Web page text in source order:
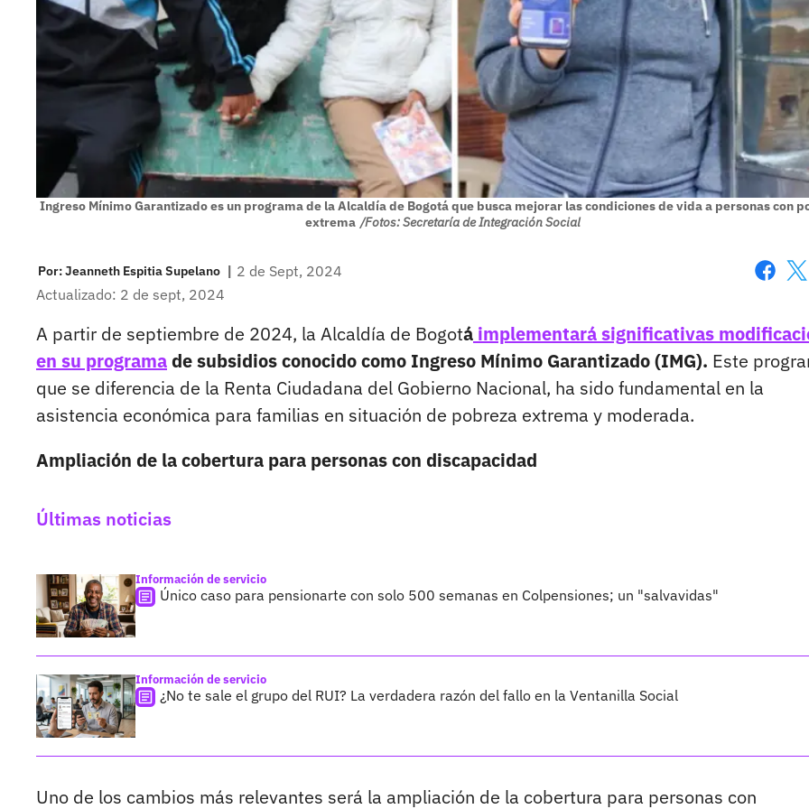
Ingreso Mínimo Garantizado es un programa de la Alcaldía de Bogotá que busca mejorar las condiciones de vida a personas con
extrema /Fotos: Secretaría de Integración Social
Por:Jeanneth Espitia Supelano | 2 de Sept, 2024
Actualizado: 2 de sept, 2024
A partir de septiembre de 2024, la Alcaldía de Bogotá implementará significativas
en su programade subsidios conocido como Ingreso Mínimo Garantizado (IMG). Este
que se diferencia de la Renta Ciudadana del Gobierno Nacional, ha sido fundamental en la
asistencia económica para familias en situación de pobreza extrema y moderada.
Ampliación de la cobertura para personas con discapacidad
Últimas noticias
Información de servicio
Único caso para pensionarte con solo 500 semanas en Colpensiones; un "salvavidas"
Información de servicio
¿No te sale el grupo del RUI? La verdadera razón del fallo en la Ventanilla Social
Uno de los cambios más relevantes será la ampliación de la cobertura para personas con